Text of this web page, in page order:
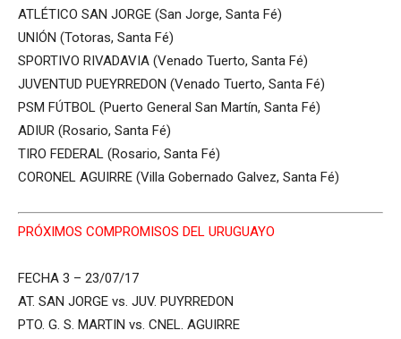
ATLÉTICO SAN JORGE (San Jorge, Santa Fé)
UNIÓN (Totoras, Santa Fé)
SPORTIVO RIVADAVIA (Venado Tuerto, Santa Fé)
JUVENTUD PUEYRREDON (Venado Tuerto, Santa Fé)
PSM FÚTBOL (Puerto General San Martín, Santa Fé)
ADIUR (Rosario, Santa Fé)
TIRO FEDERAL (Rosario, Santa Fé)
CORONEL AGUIRRE (Villa Gobernado Galvez, Santa Fé)
PRÓXIMOS COMPROMISOS DEL URUGUAYO
FECHA 3 – 23/07/17
AT. SAN JORGE vs. JUV. PUYRREDON
PTO. G. S. MARTIN vs. CNEL. AGUIRRE